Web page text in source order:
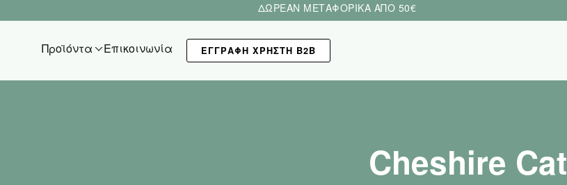
ΔΩΡΕΑΝ ΜΕΤΑΦΟΡΙΚΑ ΑΠΟ 50€
Προϊόντα Επικοινωνία ΕΓΓΡΑΦΗ ΧΡΗΣΤΗ Β2Β
Cheshire Cat